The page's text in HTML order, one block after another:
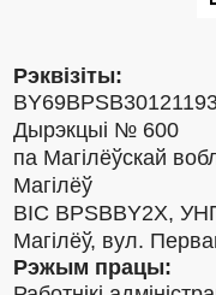
Рэквізіты:
Дырэкцыі № 600
па Магілёўскай
Магілёў
BIC BPSBBY2X,
Магілёў, вул.
Рэжым працы: